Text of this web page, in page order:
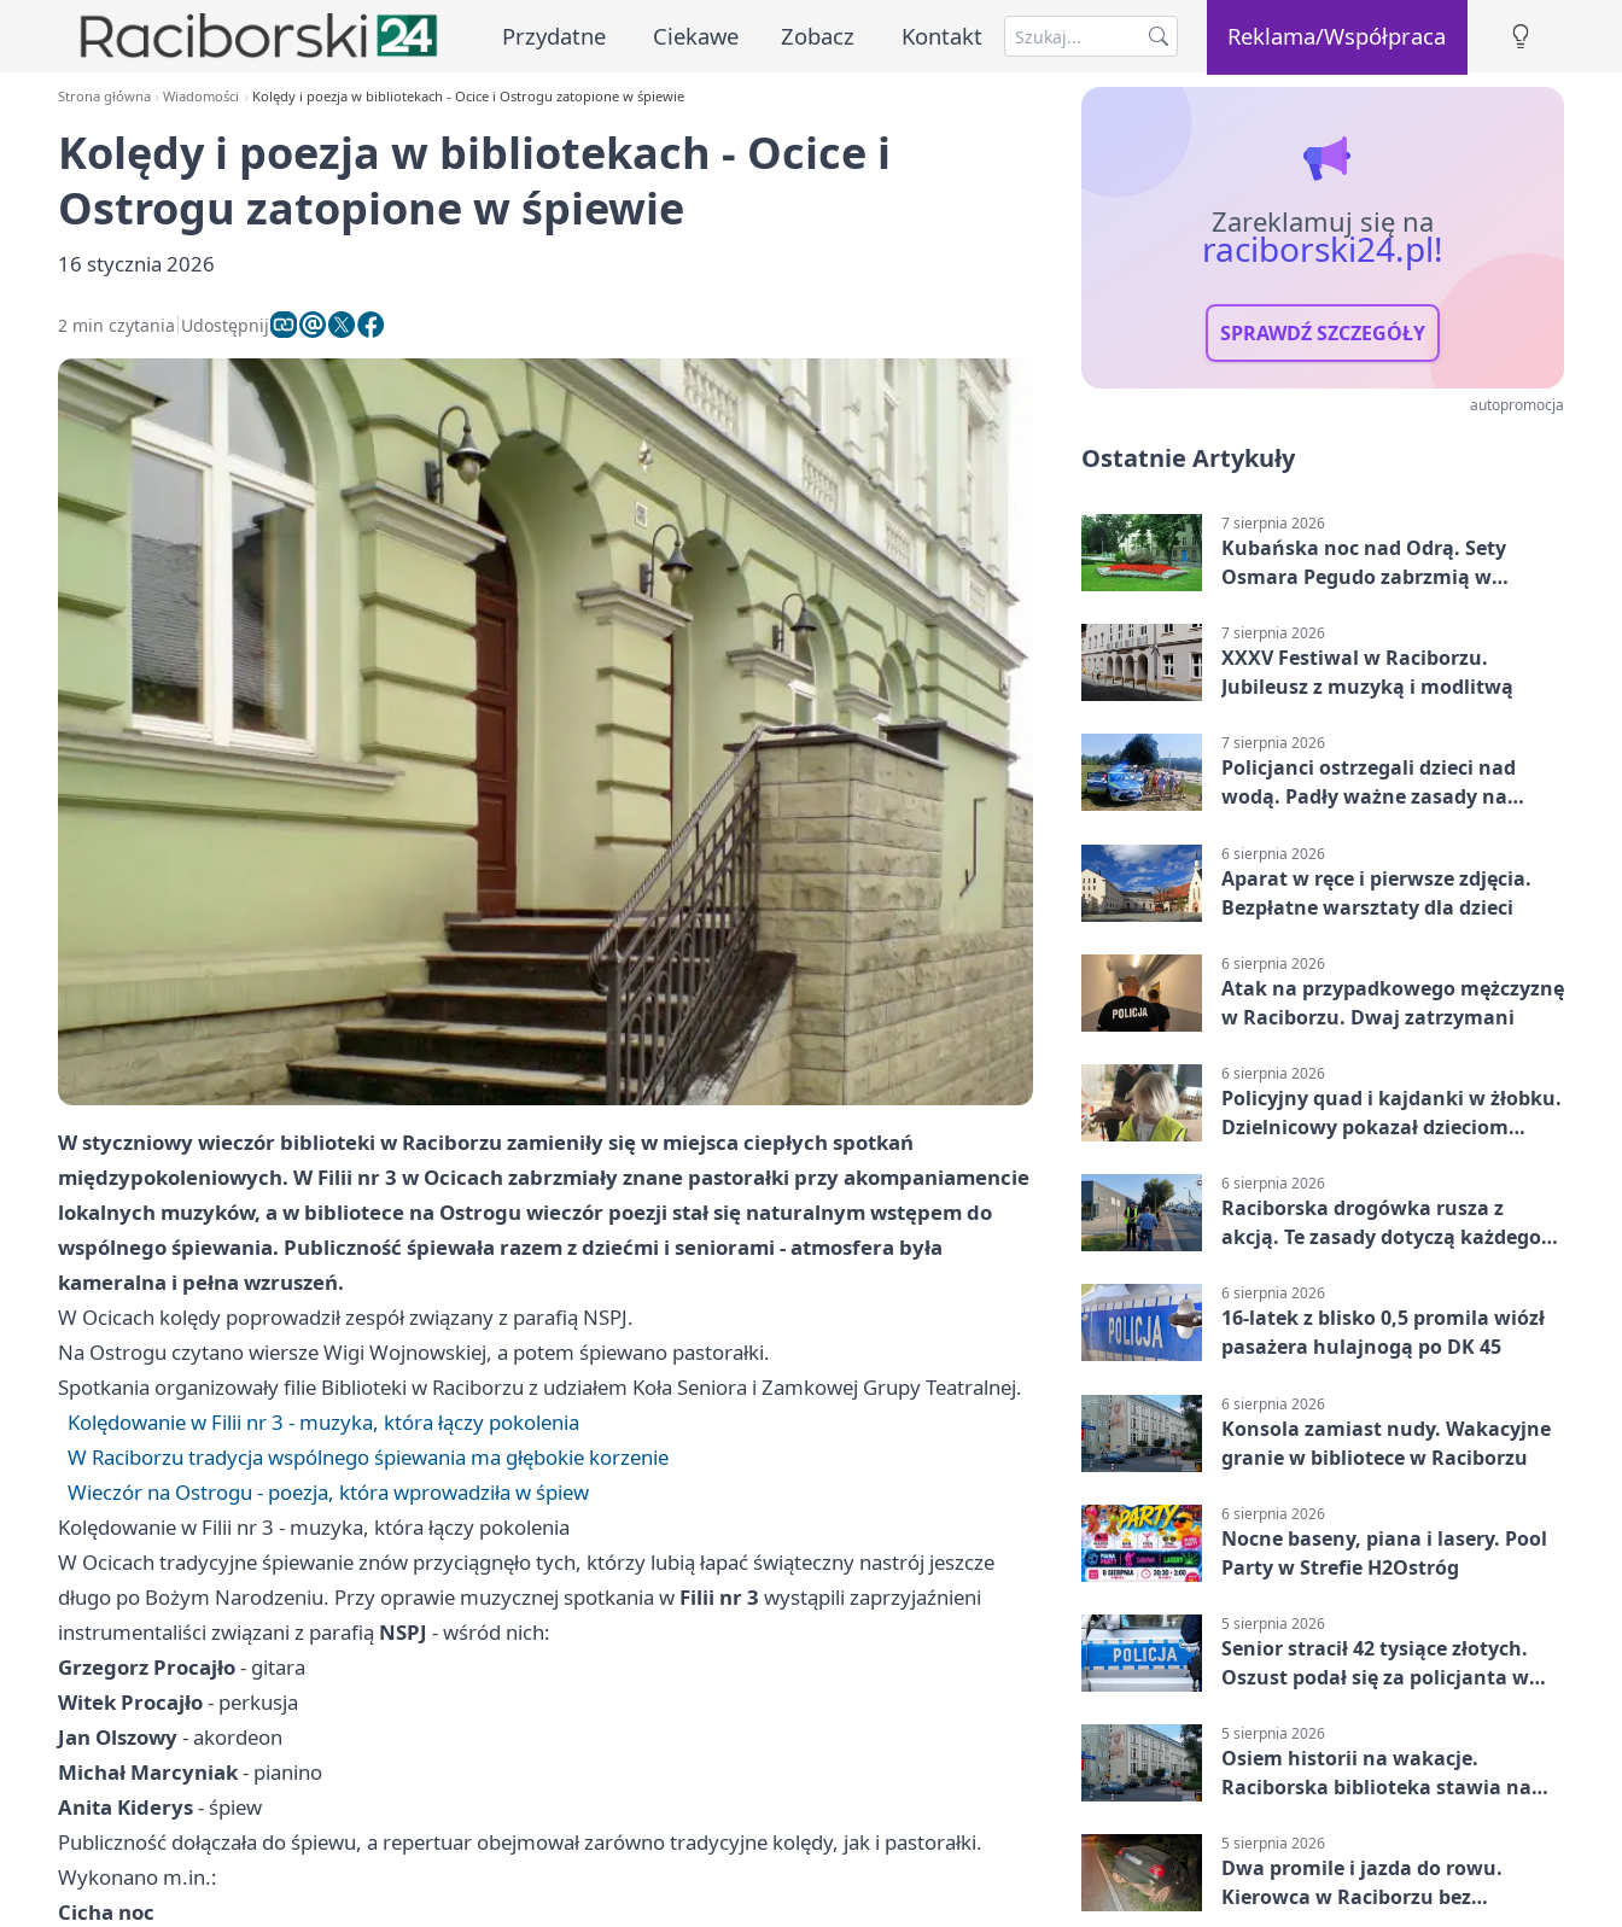
Przydatne Ciekawe Zobacz Kontakt Reklama/Współpraca
Strona główna Wiadomości Kolędy i poezja w bibliotekach - Ocice i Ostrogu zatopione w śpiewie
Kolędy i poezja w bibliotekach - Ocice i
Ostrogu zatopione w śpiewie
16 stycznia 2026
2 min czytania Udostępnij
W styczniowy wieczór biblioteki w Raciborzu zamieniły się w miejsca ciepłych spotkań
międzypokoleniowych. W Filii nr 3 w Ocicach zabrzmiały znane pastorałki przy akompaniamencie
lokalnych muzyków, a w bibliotece na Ostrogu wieczór poezji stał się naturalnym wstępem do
wspólnego śpiewania. Publiczność śpiewała razem z dziećmi i seniorami - atmosfera była
kameralna i pełna wzruszeń.
W Ocicach kolędy poprowadził zespół związany z parafią NSPJ.
Na Ostrogu czytano wiersze Wigi Wojnowskiej, a potem śpiewano pastorałki.
Spotkania organizowały filie Biblioteki w Raciborzu z udziałem Koła Seniora i Zamkowej Grupy Teatralnej.
Kolędowanie w Filii nr 3 - muzyka, która łączy pokolenia
W Raciborzu tradycja wspólnego śpiewania ma głębokie korzenie
Wieczór na Ostrogu - poezja, która wprowadziła w śpiew
Kolędowanie w Filii nr 3 - muzyka, która łączy pokolenia
W Ocicach tradycyjne śpiewanie znów przyciągnęło tych, którzy lubią łapać świąteczny nastrój jeszcze
długo po Bożym Narodzeniu. Przy oprawie muzycznej spotkania w Filii nr 3 wystąpili zaprzyjaźnieni
instrumentaliści związani z parafią NSPJ - wśród nich:
Grzegorz Procajło- gitara
Witek Procajło- perkusja
Jan Olszowy- akordeon
Michał Marcyniak- pianino
Anita Kiderys- śpiew
Publiczność dołączała do śpiewu, a repertuar obejmował zarówno tradycyjne kolędy, jak i pastorałki.
Wykonano m.in.:
Cicha noc
Zareklamuj się na
raciborski24.pl!
SPRAWDŹ SZCZEGÓŁY
autopromocja
Ostatnie Artykuły
7 sierpnia 2026
Kubańska noc nad Odrą. Sety
Osmara Pegudo zabrzmią w
7 sierpnia 2026
XXXV Festiwal w Raciborzu.
Jubileusz z muzyką i modlitwą
7 sierpnia 2026
Policjanci ostrzegali dzieci nad
wodą. Padły ważne zasady na
6 sierpnia 2026
Aparat w ręce i pierwsze zdjęcia.
Bezpłatne warsztaty dla dzieci
6 sierpnia 2026
Atak na przypadkowego mężczyznę
w Raciborzu. Dwaj zatrzymani
6 sierpnia 2026
Policyjny quad i kajdanki w żłobku.
Dzielnicowy pokazał dzieciom
6 sierpnia 2026
Raciborska drogówka rusza z
akcją. Te zasady dotyczą każdego
6 sierpnia 2026
16-latek z blisko 0,5 promila wiózł
pasażera hulajnogą po DK 45
6 sierpnia 2026
Konsola zamiast nudy. Wakacyjne
granie w bibliotece w Raciborzu
6 sierpnia 2026
Nocne baseny, piana i lasery. Pool
Party w Strefie H2Ostróg
5 sierpnia 2026
Senior stracił 42 tysiące złotych.
Oszust podał się za policjanta w
5 sierpnia 2026
Osiem historii na wakacje.
Raciborska biblioteka stawia na
5 sierpnia 2026
Dwa promile i jazda do rowu.
Kierowca w Raciborzu bez